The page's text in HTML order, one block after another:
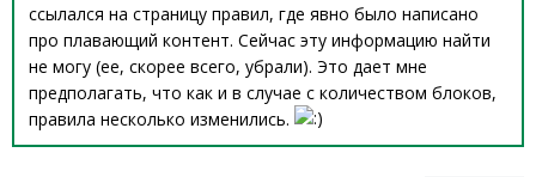
ссылался на страницу правил, где явно было написано
про плавающий контент. Сейчас эту информацию найти
не могу (ее, скорее всего, убрали). Это дает мне
предполагать, что как и в случае с количеством блоков,
правила несколько изменились.